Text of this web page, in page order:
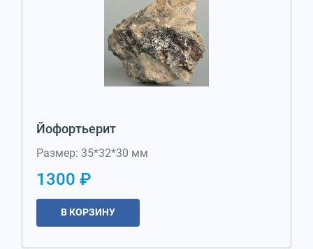
Йофортьерит
Размер: 35*32*30 мм
1300 ₽
В КОРЗИНУ